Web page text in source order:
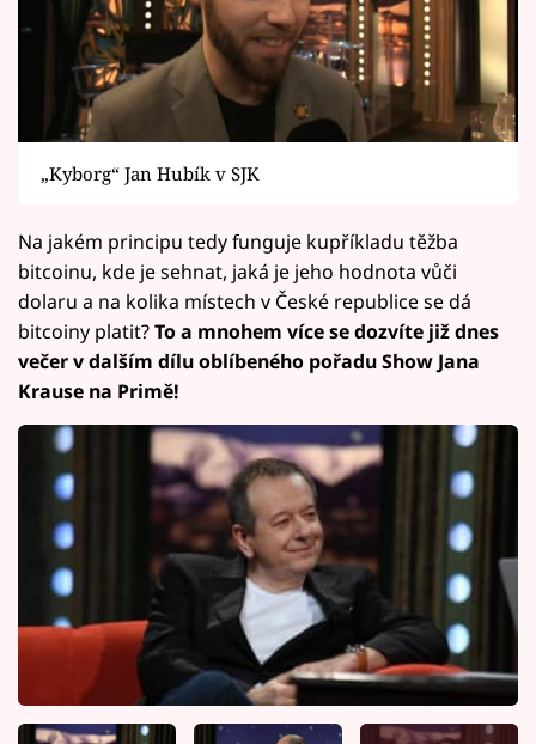
„Kyborg“ Jan Hubík v SJK
Na jakém principu tedy funguje kupříkladu těžba
bitcoinu, kde je sehnat, jaká je jeho hodnota vůči
dolaru a na kolika místech v České republice se dá
bitcoiny platit?To a mnohem více se dozvíte již dnes
večer v dalším dílu oblíbeného pořadu Show Jana
Krause na Primě!